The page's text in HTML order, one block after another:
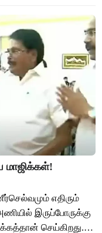
மாஜிக்கள்!
எதிரும்
அணியில் இருப்போருக்கு
செய்கிறது.